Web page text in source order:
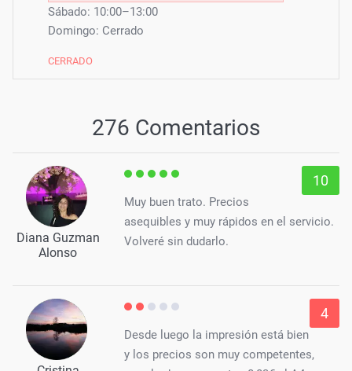
Sábado: 10:00–13:00
Domingo: Cerrado
CERRADO
276 Comentarios
Diana Guzman
Alonso
10
Muy buen trato. Precios
asequibles y muy rápidos en el servicio.
Volveré sin dudarlo.
4
Desde luego la impresión está bien
y los precios son muy competentes,